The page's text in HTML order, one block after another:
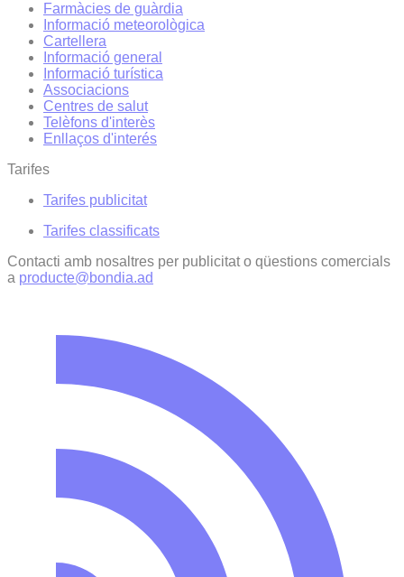
Farmàcies de guàrdia
Informació meteorològica
Cartellera
Informació general
Informació turística
Associacions
Centres de salut
Telèfons d'interès
Enllaços d'interés
Tarifes
Tarifes publicitat
Tarifes classificats
Contacti amb nosaltres per publicitat o qüestions comercials
a producte@bondia.ad